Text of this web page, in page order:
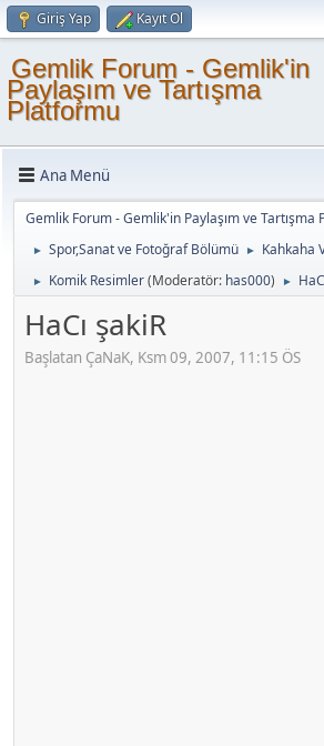
Giriş Yap Kayıt Ol
Gemlik Forum - Gemlik'in
Paylaşım ve Tartışma
Platformu
Ana Menü
Gemlik Forum - Gemlik'in Paylaşım ve Tartışma
► Spor,Sanat ve Fotoğraf Bölümü ► Kahkaha
► Komik Resimler(Moderatör: has000) ►
HaCı şakiR
Başlatan ÇaNaK, Ksm 09, 2007, 11:15 ÖS